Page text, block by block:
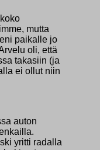
mutta
paikalle jo
oli, että
takasiin (ja
ei ollut niin
auton
yritti radalla